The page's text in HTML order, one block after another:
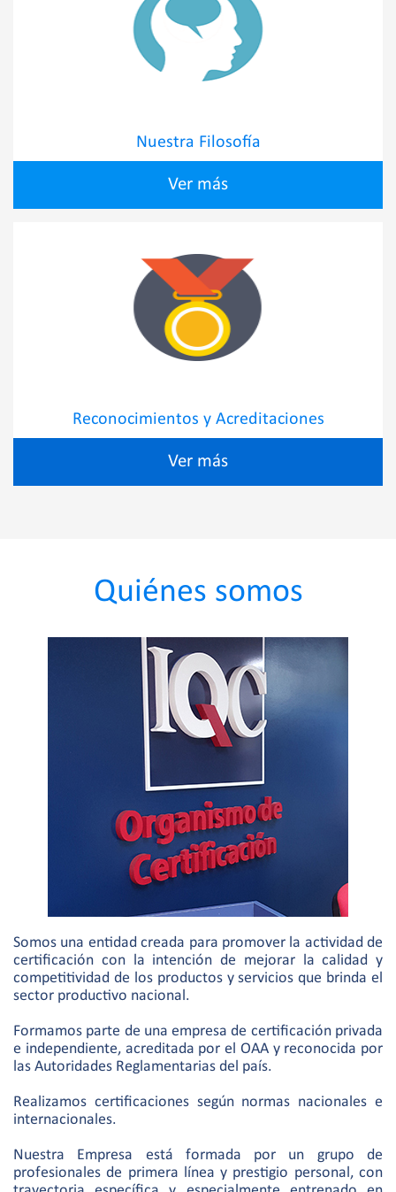
Nuestra Filosofía
Ver más
Reconocimientos y Acreditaciones
Ver más
Quiénes somos
Somos una entidad creada para promover la actividad de
certificación con la intención de mejorar la calidad y
competitividad de los productos y servicios que brinda el
sector productivo nacional.
Formamos parte de una empresa de certificación privada
e independiente, acreditada por el OAA y reconocida por
las Autoridades Reglamentarias del país.
Realizamos certificaciones según normas nacionales e
internacionales.
Nuestra Empresa está formada por un grupo de
profesionales de primera línea y prestigio personal, con